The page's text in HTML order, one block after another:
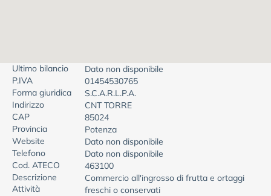
Ultimo bilancio
Dato non disponibile
P.IVA
01454530765
Forma giuridica
S.C.A.R.L.P.A.
Indirizzo
CNT TORRE
CAP
85024
Provincia
Potenza
Website
Dato non disponibile
Telefono
Dato non disponibile
Cod. ATECO
463100
Descrizione
Attività
Commercio all'ingrosso di frutta e ortaggi
freschi o conservati